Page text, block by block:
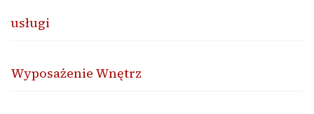
usługi
Wyposażenie Wnętrz